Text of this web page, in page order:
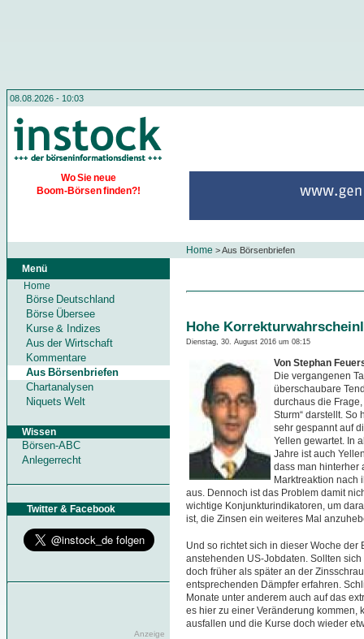
08.08.2026 - 10:03
Wo Sie neue
Boom-Börsen finden?!
Home >Aus Börsenbriefen
Menü
Home
Börse Deutschland
Börse Übersee
Kurse & Indizes
Aus der Wirtschaft
Kommentare
Aus Börsenbriefen
Chartanalysen
Niquets Welt
Wissen
Börsen-ABC
Anlegerrecht
Twitter & Facebook
Anzeige
Hohe
Dienstag, 30. August 2016 um 08:15
Von Stephan
Die vergangenen
überschaubare
durchaus die
Sturm“ darstellt. So
sehr gespannt auf
Yellen gewartet. In
Jahre ist auch
dass man hinterher
Marktreaktion nach
aus. Dennoch ist das Problem damit
wichtige Konjunkturindikatoren, um
ist, die Zinsen ein weiteres Mal
Und so richtet sich in dieser Woche
anstehenden US-Jobdaten. Sollten
doch früher als später an der
entsprechenden Dämpfer erfahren.
Monate unter anderem auch auf das
es hier zu einer Veränderung kommen,
ausfallen und die Kurse doch wieder